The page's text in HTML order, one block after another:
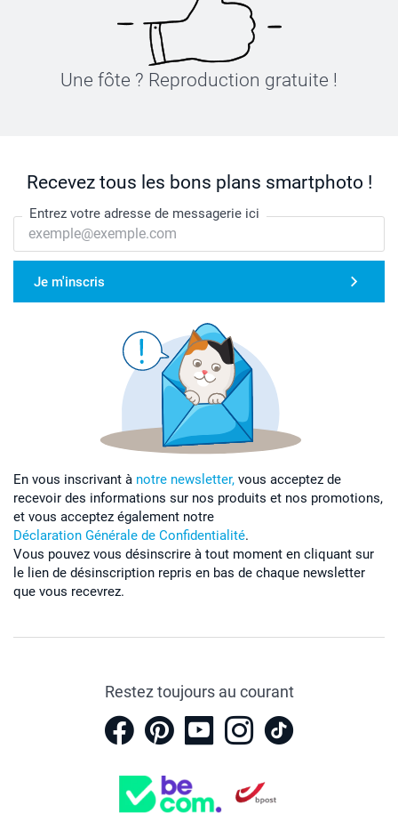
Une fôte ? Reproduction gratuite !
Recevez tous les bons plans smartphoto !
Entrez votre adresse de messagerie ici
Je m'inscris
En vous inscrivant à notre newsletter, vous acceptez de
recevoir des informations sur nos produits et nos promotions,
et vous acceptez également notre
Déclaration Générale de Confidentialité.
Vous pouvez vous désinscrire à tout moment en cliquant sur
le lien de désinscription repris en bas de chaque newsletter
que vous recevrez.
Restez toujours au courant